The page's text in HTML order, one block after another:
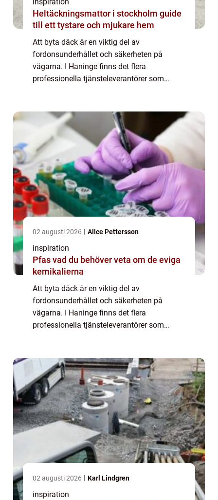
Heltäckningsmattor i stockholm guide
till ett tystare och mjukare hem
Att byta däck är en viktig del av
fordonsunderhållet och säkerheten på
vägarna. I Haninge finns det flera
professionella tjänsteleverantörer som
02 augusti 2026 Alice Pettersson
inspiration
Pfas vad du behöver veta om de eviga
kemikalierna
Att byta däck är en viktig del av
fordonsunderhållet och säkerheten på
vägarna. I Haninge finns det flera
professionella tjänsteleverantörer som
02 augusti 2026 Karl Lindgren
inspiration